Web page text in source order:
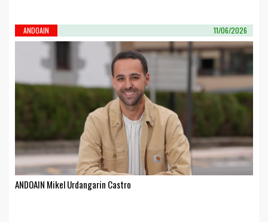
ANDOAIN 11/06/2026
ANDOAIN Mikel Urdangarin Castro